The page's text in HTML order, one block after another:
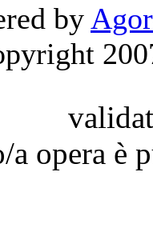
by
a opera è